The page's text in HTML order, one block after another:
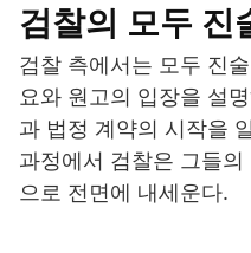
검찰의 모두 진
검찰 측에서는 모두 진
요와 원고의 입장을 설
과 법정 계약의 시작을
과정에서 검찰은 그들
으로 전면에 내세운다.